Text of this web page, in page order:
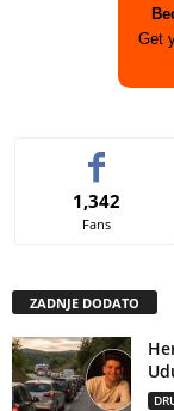
Get
1,342
Fans
ZADNJE DODATO